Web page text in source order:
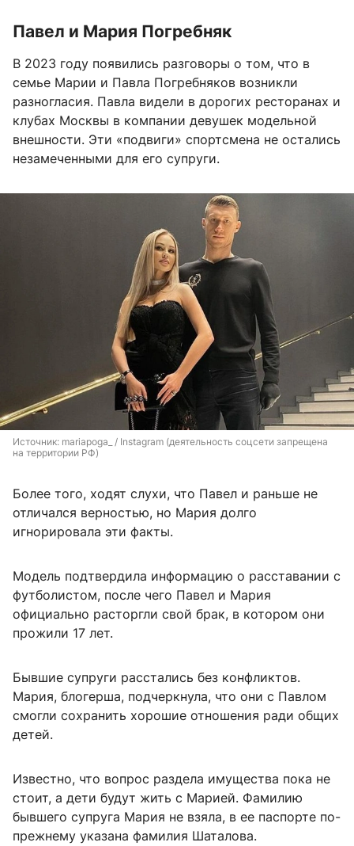
Павел и Мария Погребняк
В 2023 году появились разговоры о том, что в
семье Марии и Павла Погребняков возникли
разногласия. Павла видели в дорогих ресторанах и
клубах Москвы в компании девушек модельной
внешности. Эти «подвиги» спортсмена не остались
незамеченными для его супруги.
Источник: mariapoga_ / Instagram (деятельность соцсети запрещена
на территории РФ)
Более того, ходят слухи, что Павел и раньше не
отличался верностью, но Мария долго
игнорировала эти факты.
Модель подтвердила информацию о расставании с
футболистом, после чего Павел и Мария
официально расторгли свой брак, в котором они
прожили 17 лет.
Бывшие супруги расстались без конфликтов.
Мария, блогерша, подчеркнула, что они с Павлом
смогли сохранить хорошие отношения ради общих
детей.
Известно, что вопрос раздела имущества пока не
стоит, а дети будут жить с Марией. Фамилию
бывшего супруга Мария не взяла, в ее паспорте по-
прежнему указана фамилия Шаталова.